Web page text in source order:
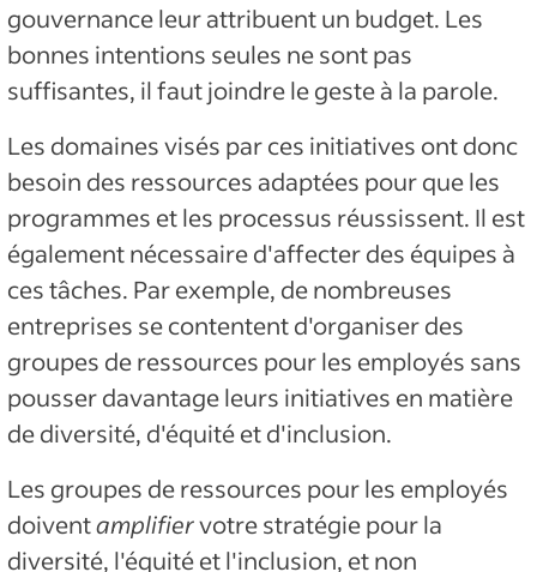
gouvernance leur attribuent un budget. Les
bonnes intentions seules ne sont pas
suffisantes, il faut joindre le geste à la parole.
Les domaines visés par ces initiatives ont donc
besoin des ressources adaptées pour que les
programmes et les processus réussissent. Il est
également nécessaire d'affecter des équipes à
ces tâches. Par exemple, de nombreuses
entreprises se contentent d'organiser des
groupes de ressources pour les employés sans
pousser davantage leurs initiatives en matière
de diversité, d'équité et d'inclusion.
Les groupes de ressources pour les employés
doiventamplifiervotre stratégie pour la
diversité, l'équité et l'inclusion, et non